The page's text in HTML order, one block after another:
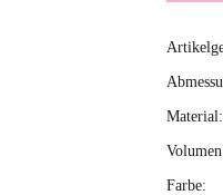
Wert
Material:
Farbe: